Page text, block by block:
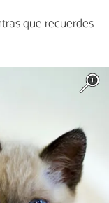
que recuerdes